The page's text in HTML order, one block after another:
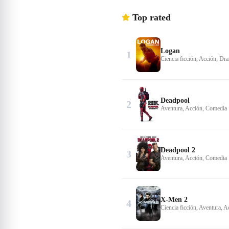
Top rated
1 Logan
Ciencia ficción, Acción,
2 Deadpool
Aventura, Acción, Comedia
3 Deadpool 2
Aventura, Acción, Comedia
4 X-Men 2
Ciencia ficción, Aventura,